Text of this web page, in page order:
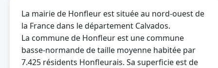
La mairie de Honfleur est située au nord-ouest de
la France dans le département Calvados.
La commune de Honfleur est une commune
basse-normande de taille moyenne habitée par
7.425 résidents Honfleurais. Sa superficie est de